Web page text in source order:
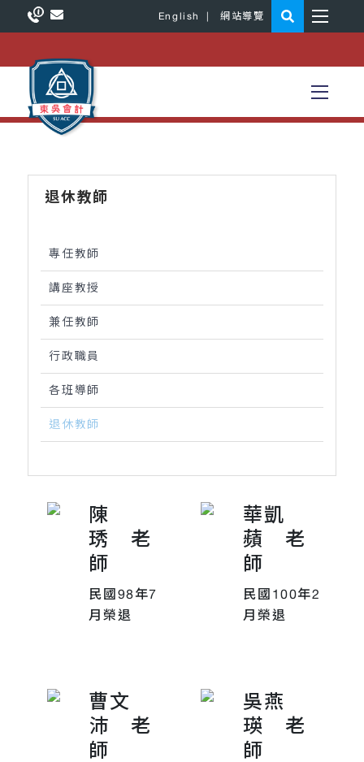
English 網站導覽
退休教師
專任教師
講座教授
兼任教師
行政職員
各班導師
退休教師
陳
琇 老
師
民國98年7
月榮退
華凱
蘋 老
師
民國100年2
月榮退
曹文
沛 老
師
吳燕
瑛 老
師